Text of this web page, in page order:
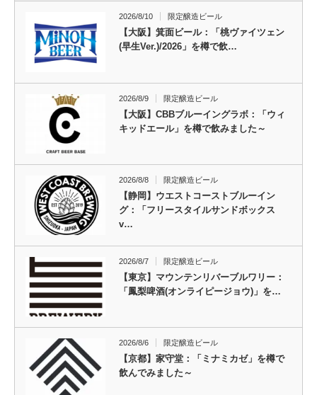
2026/8/10 限定醸造ビール
【大阪】箕面ビール：「桃ヴァイツェン
(早生Ver.)/2026」を樽で飲…
2026/8/9 限定醸造ビール
【大阪】CBBブルーイングラボ：「ウィ
キッドエール」を樽で飲みました～
2026/8/8 限定醸造ビール
【静岡】ウエストコーストブルーイン
グ：「フリースタイルサンドボックス
v…
2026/8/7 限定醸造ビール
【東京】マウンテンリバーブルワリー：
「鳳梨啤酒(オンライピージョウ)」を…
2026/8/6 限定醸造ビール
【京都】家守堂：「ミナミカゼ」を樽で
飲んでみました～